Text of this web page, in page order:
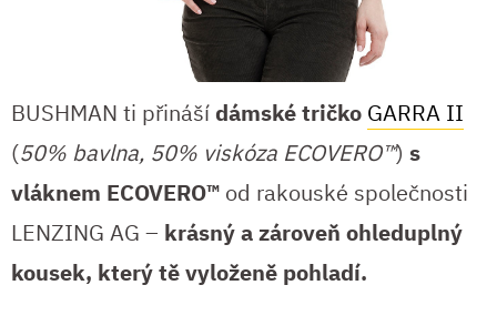
BUSHMAN ti přináší dámské tričko GARRA II
(50% bavlna, 50% viskóza ECOVERO™) s
vláknem ECOVERO™ od rakouské společnosti
LENZING AG – krásný a zároveň ohleduplný
kousek, který tě vyloženě pohladí.